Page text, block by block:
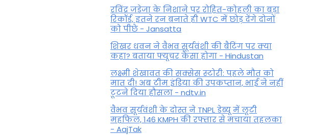
रविंद्र जडेजा के निशाने पर रोहित-कोहली का बड़ा
रिकॉर्ड, इतने रन बनाते ही WTC में छोड़ देंगे दोनों
को पीछे - Jansatta
शिखर धवन ने वैभव सूर्यवंशी की बैटिंग पर क्या
कहा? बताया फ्यूचर कैसा होगा - Hindustan
लक्ष्मी शेखावत की सक्‍सेस स्‍टोरी: पहले मौत को
मात दी! अब टीम इंडिया की उपकप्तान, भाई ने नहीं
टूटने दिया हौसला - ndtv.in
वैभव सूर्यवंशी के दोस्त ने TNPL डेब्यू में लूटी
महफिल, 146 KMPH की रफ्तार से मचाया तहलका
- AajTak